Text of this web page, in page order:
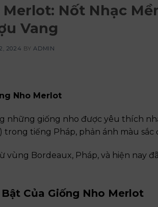
Nốt Nhạc
Vang
2024 BYADMIN
Nho Merlot
những giống nho được yêu thích
trong tiếng Pháp, phản ánh màu sắc
Bordeaux, Pháp, và hiện nay
Của Giống Nho Merlot